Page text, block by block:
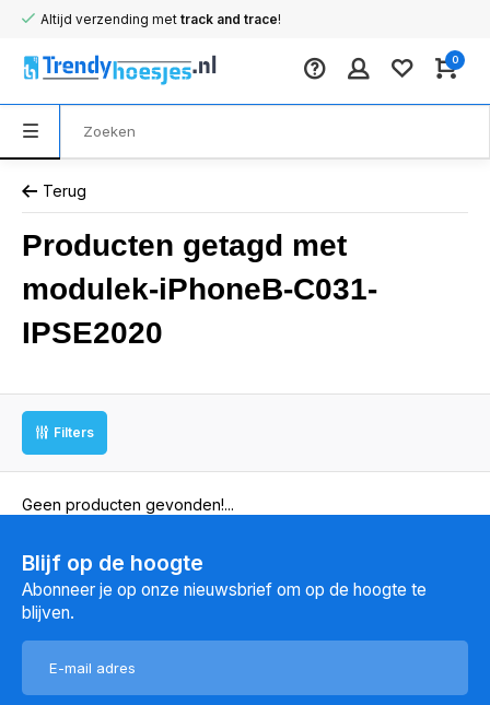
Altijd verzending met track and trace!
0
Terug
Producten getagd met
modulek-iPhoneB-C031-
IPSE2020
Filters
Geen producten gevonden!...
Blijf op de hoogte
Abonneer je op onze nieuwsbrief om op de hoogte te
blijven.